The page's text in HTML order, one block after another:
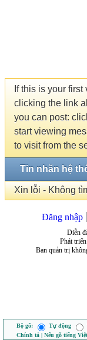
If this is your
clicking the link
you can post:
start viewing
to visit from the
Tin nhắn hệ
Xin lỗi - Không
Đăng nhập
Diễn
Phát
Ban quản trị
Bộ gõ: Tự động
Chính tả | Nếu gõ tiếng